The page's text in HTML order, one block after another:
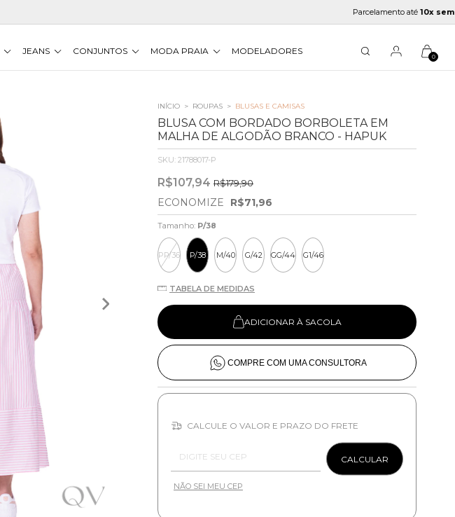
Parcelamento até10x sem juros
JEANS CONJUNTOS MODA PRAIA MODELADORES 0
INÍCIO > ROUPAS > BLUSAS E CAMISAS
BLUSA COM BORDADO BORBOLETA EM
MALHA DE ALGODÃO BRANCO - HAPUK
SKU: 21788017-P
R$107,94 R$179,90
ECONOMIZE R$71,96
Tamanho: P/38
PP/36 P/38 M/40 G/42 GG/44 G1/46
TABELA DE MEDIDAS
ADICIONAR À SACOLA
COMPRE COM UMA CONSULTORA
CALCULE O VALOR E PRAZO DO FRETE
CALCULAR
NÃO SEI MEU CEP